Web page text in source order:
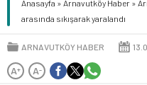
Anasayfa » Arnavutköy Haber »
arasında sıkışarak yaralandı
ARNAVUTKÖY HABER
A+ A-